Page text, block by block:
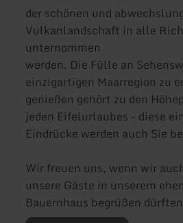
der schönen und
Vulkanlandschaft in alle
unternommen
werden. Die Fülle an
einzigartigen Maarregion zu
genießen gehört zu den
jeden Eifelurlaubes - diese
Eindrücke werden auch Sie
Wir freuen uns, wenn wir
unsere Gäste in unserem
Bauernhaus begrüßen dürften